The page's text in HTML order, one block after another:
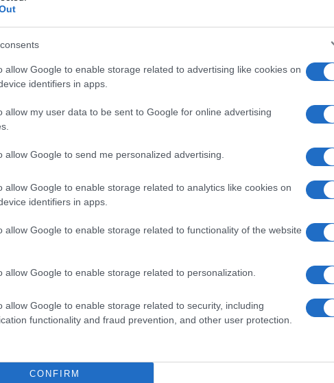
allow Google to enable storage related to advertising like cookies on
identifiers in apps.
allow my user data to be sent to Google for online advertising
allow Google to send me personalized advertising.
allow Google to enable storage related to analytics like cookies on
identifiers in apps.
allow Google to enable storage related to functionality of the website
allow Google to enable storage related to personalization.
allow Google to enable storage related to security, including
functionality and fraud prevention, and other user protection.
CONFIRM
de Lila, Meilleur Pâtissier de France M6,
et-Principe, "l'île au chocolat".
nos chocolatiers vous expliqueront les secrets
de sculptures en chocolats avec de
petits et grands.
tout au long de la journée
Patricia de "PAT'Isseries", décorations de pâtisseries
pâte à sucre,
Lila du "Meilleur Pâtissier de France" de M6, décoration
la journée – à la Maison du Chocolat & Cacao,
au sort des gagnants à 17h.